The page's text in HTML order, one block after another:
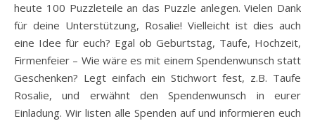
heute 100 Puzzleteile an das Puzzle anlegen. Vielen Dank
für deine Unterstützung, Rosalie! Vielleicht ist dies auch
eine Idee für euch? Egal ob Geburtstag, Taufe, Hochzeit,
Firmenfeier – Wie wäre es mit einem Spendenwunsch statt
Geschenken? Legt einfach ein Stichwort fest, z.B. Taufe
Rosalie, und erwähnt den Spendenwunsch in eurer
Einladung. Wir listen alle Spenden auf und informieren euch